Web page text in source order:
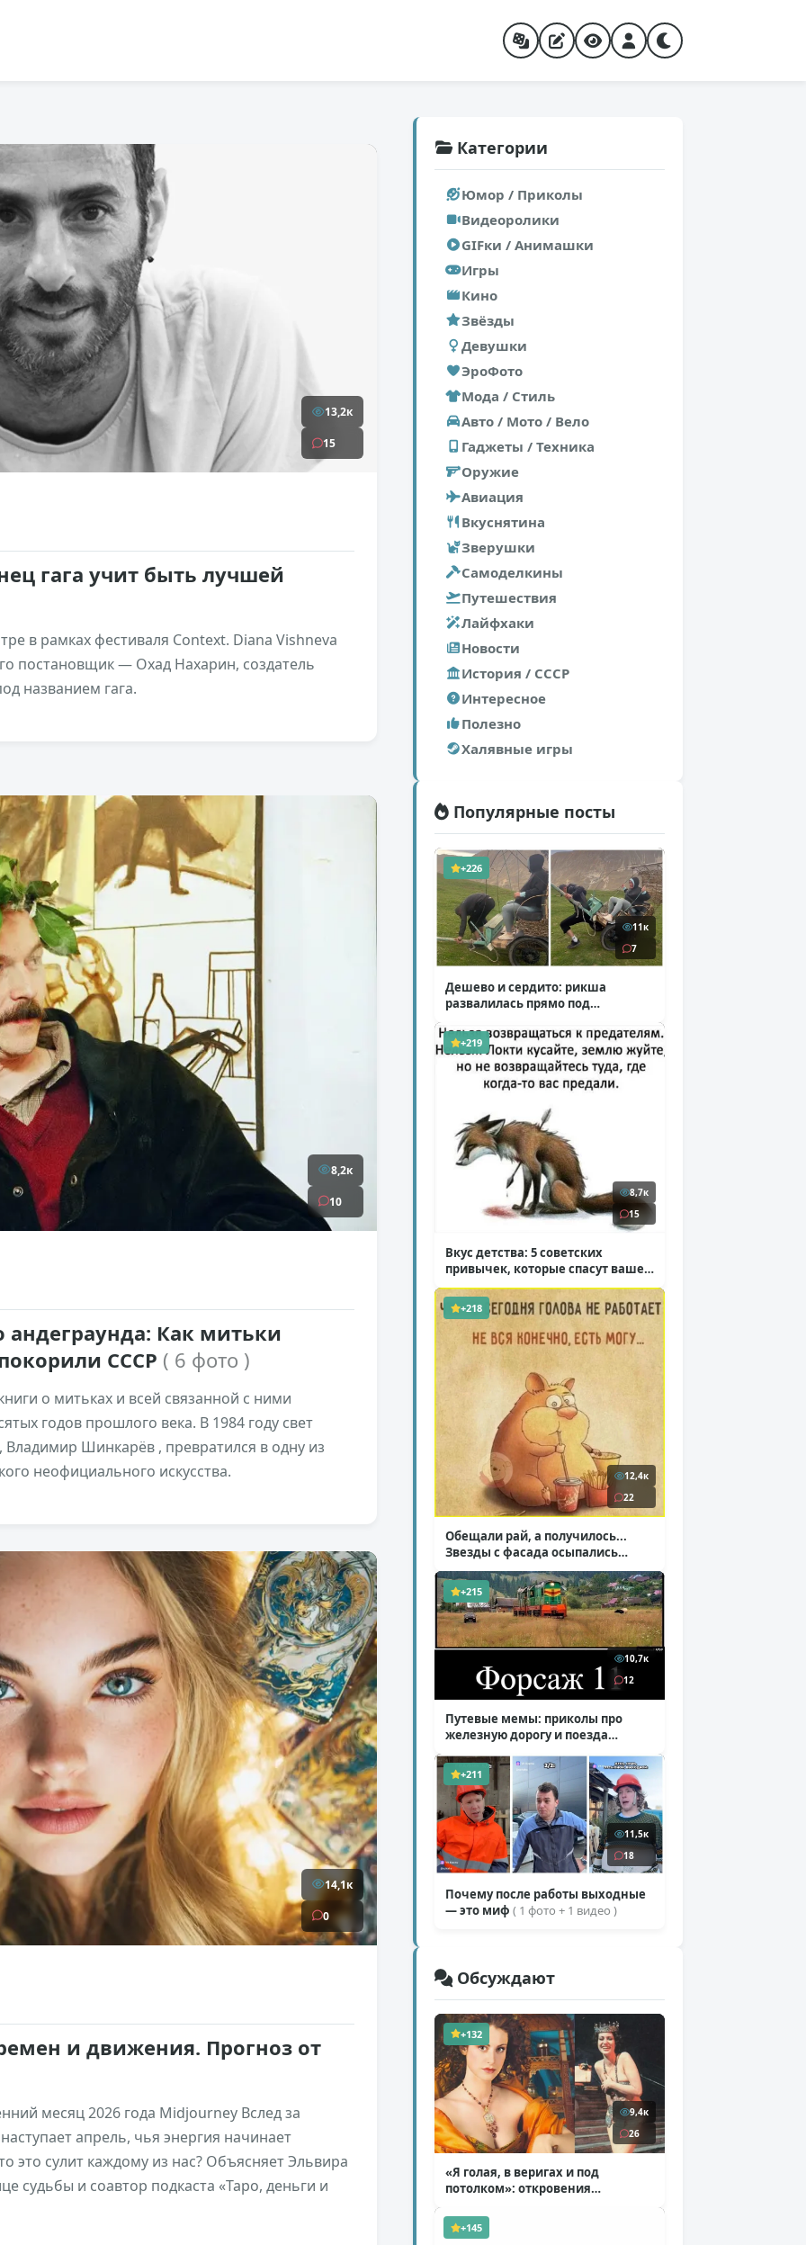
13,2к
15
гага учит быть лучшей
в рамках фестиваля Context. Diana Vishneva
постановщик — Охад Нахарин, создатель
названием гага.
8,2к
10
андеграунда: Как митьки
СССР ( 6 фото )
о митьках и всей связанной с ними
годов прошлого века. В 1984 году свет
Владимир Шинкарёв , превратился в одну из
неофициального искусства.
14,1к
0
и движения. Прогноз от
месяц 2026 года Midjourney Вслед за
апрель, чья энергия начинает
это сулит каждому из нас? Объясняет Эльвира
судьбы и соавтор подкаста «Таро, деньги и
Категории
Юмор / Приколы
Видеоролики
GIFки / Анимашки
Игры
Кино
Звёзды
Девушки
ЭроФото
Мода / Стиль
Авто / Мото / Вело
Гаджеты / Техника
Оружие
Авиация
Вкуснятина
Зверушки
Самоделкины
Путешествия
Лайфхаки
Новости
История / СССР
Интересное
Полезно
Халявные игры
Популярные посты
+226
11к
7
Дешево и сердито: рикша
развалилась прямо под
+219
8,7к
15
Вкус детства: 5 советских
привычек, которые спасут ваше
здоровье( 2 фото )
+218
12,4к
22
Обещали рай, а получилось...
Звезды с фасада осыпались
( 14 фото )
+215
10,7к
12
Путевые мемы: приколы про
железную дорогу и поезда
+211
11,5к
18
Почему после работы выходные
— это миф ( 1 фото + 1 видео )
Обсуждают
+132
9,4к
26
«Я голая, в веригах и под
потолком»: откровения
( 11 фото )
+145